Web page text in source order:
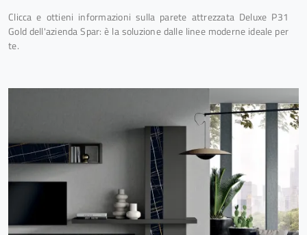
Clicca e ottieni informazioni sulla parete attrezzata Deluxe P31
Gold dell'azienda Spar: è la soluzione dalle linee moderne ideale per
te.